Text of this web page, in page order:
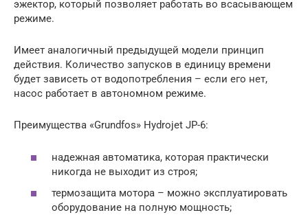
эжектор, который позволяет работать во всасывающем
режиме.
Имеет аналогичный предыдущей модели принцип
действия. Количество запусков в единицу времени
будет зависеть от водопотребления – если его нет,
насос работает в автономном режиме.
Преимущества «Grundfos» Hydrojet JP-6:
надежная автоматика, которая практически
никогда не выходит из строя;
термозащита мотора – можно эксплуатировать
оборудование на полную мощность;